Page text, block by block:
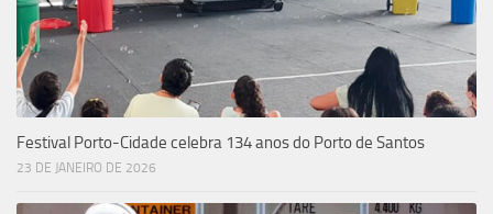
Festival Porto-Cidade celebra 134 anos do Porto de Santos
23 DE JANEIRO DE 2026